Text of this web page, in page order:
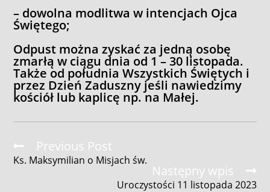
– dowolna modlitwa w intencjach Ojca
Świętego;
Odpust można zyskać za jedną osobę
zmarłą w ciągu dnia od 1 – 30 listopada.
Także od południa Wszystkich Świętych i
przez Dzień Zaduszny jeśli nawiedzimy
kościół lub kaplicę np. na Małej.
Read
more
articles
Previous Post
Ks. Maksymilian o Misjach św.
Następny wpis
Uroczystości 11 listopada 2023